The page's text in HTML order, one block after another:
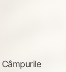
Câmpurile